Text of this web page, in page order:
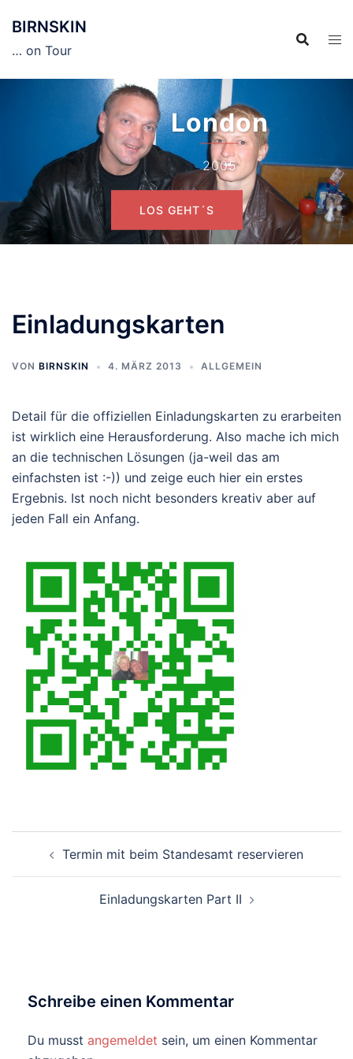
Inhalt
springen
BIRNSKIN
… on Tour
London
2005
LOS GEHT´S
Einladungskarten
VON BIRNSKIN 4. MÄRZ 2013 ALLGEMEIN
Detail für die offiziellen Einladungskarten zu erarbeiten
ist wirklich eine Herausforderung. Also mache ich mich
an die technischen Lösungen (ja-weil das am
einfachsten ist :-)) und zeige euch hier ein erstes
Ergebnis. Ist noch nicht besonders kreativ aber auf
jeden Fall ein Anfang.
Termin mit beim Standesamt reservieren
Einladungskarten Part II
Schreibe einen Kommentar
Du musst angemeldet sein, um einen Kommentar